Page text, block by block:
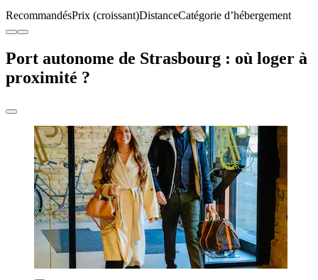
RecommandésPrix (croissant)DistanceCatégorie d’hébergement
Port autonome de Strasbourg : où loger à
proximité ?